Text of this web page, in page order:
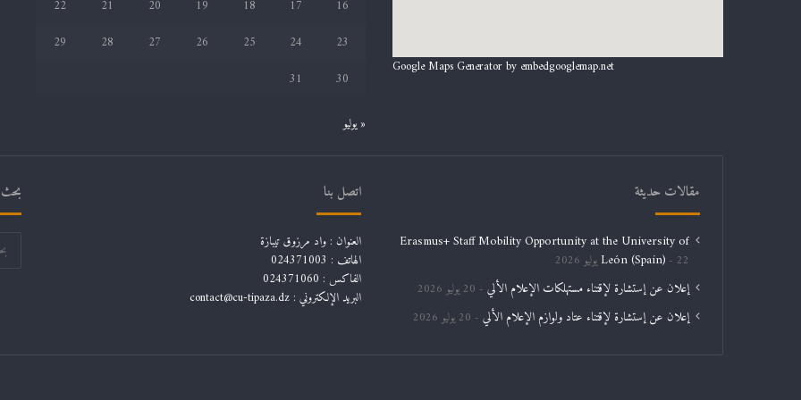
Google Maps Generator by embedgooglemap.net
16
17
18
19
20
21
22
23
24
25
26
27
28
29
30
31
« يوليو
مقالات حديثة
Erasmus+ Staff Mobility Opportunity at the University of
León (Spain)
22 يوليو 2026
إعلان عن إستشارة لإقتناء مستهلكات الإعلام الألي 20 يوليو 2026
إعلان عن إستشارة لإقتناء عتاد ولوازم الإعلام الألي 20 يوليو 2026
اتصل بنا
العنوان : واد مرزوق تيبازة
الهاتف : 024371003
الفاكس : 024371060
البريد الإلكتروني :contact@cu-tipaza.dz
بحث